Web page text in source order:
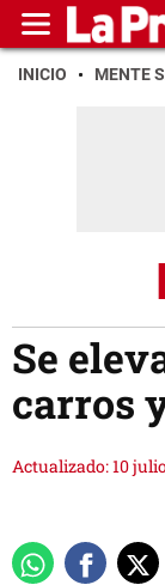
INICIO MENTE
Se
carros
Actualizado: 10